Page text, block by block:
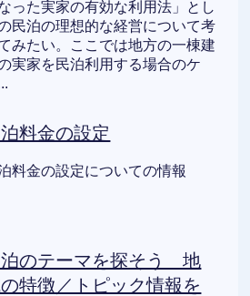
った実家の有効な利用法」とし
民泊の理想的な経営について考
みたい。ここでは地方の一棟建
実家を民泊利用する場合のケ
料金の設定
料金の設定についての情報
泊のテーマを探そう 地
特徴／トピック情報を